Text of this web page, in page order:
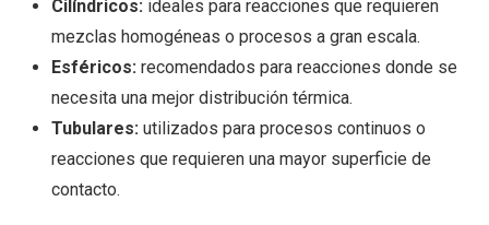
Cilíndricos: ideales para reacciones que requieren
mezclas homogéneas o procesos a gran escala.
Esféricos: recomendados para reacciones donde se
necesita una mejor distribución térmica.
Tubulares: utilizados para procesos continuos o
reacciones que requieren una mayor superficie de
contacto.